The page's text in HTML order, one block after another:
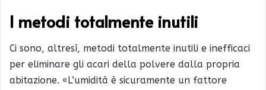
I metodi totalmente inutili
Ci sono, altresì, metodi totalmente inutili e inefficaci
per eliminare gli acari della polvere dalla propria
abitazione. «L’umidità è sicuramente un fattore